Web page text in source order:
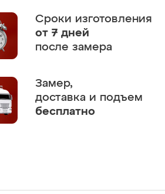
Сроки изготовления
от 7 дней
после замера
Замер,
доставка и подъем
бесплатно